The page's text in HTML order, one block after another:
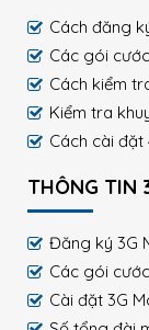
Cách đăng
Các gói
Cách kiểm
Kiểm tra
Cách cài
THÔNG TIN
Đăng ký 3G
Các gói
Cài đặt 3G